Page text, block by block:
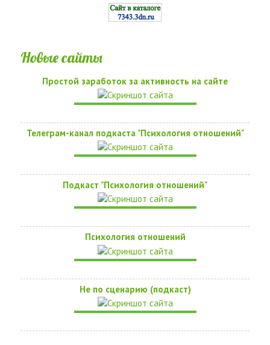
Новые сайты
Простой заработок за активность на сайте
Телеграм-канал подкаста "Психология отношений"
Подкаст "Психология отношений"
Психология отношений
Не по сценарию (подкаст)